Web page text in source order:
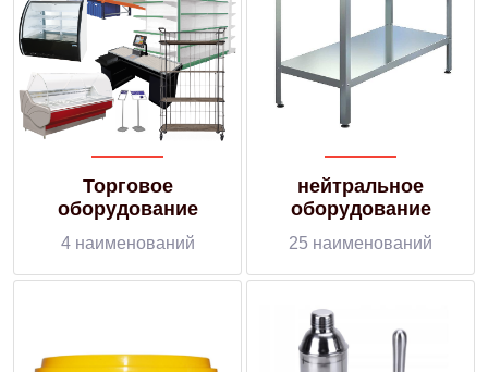
Торговое
оборудование
4 наименований
нейтральное
оборудование
25 наименований